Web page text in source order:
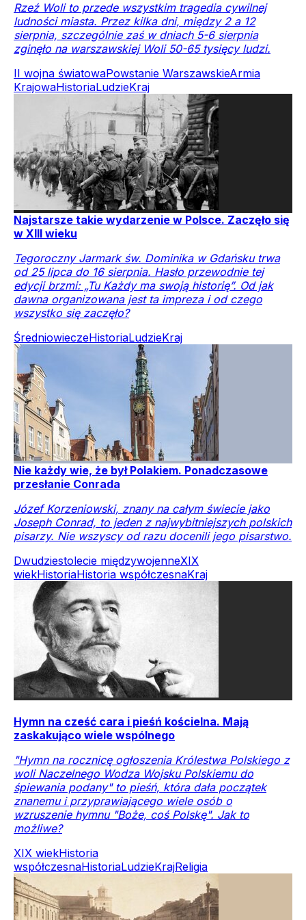
Rzeź Woli to przede wszystkim tragedia cywilnej
ludności miasta. Przez kilka dni, między 2 a 12
sierpnia, szczególnie zaś w dniach 5-6 sierpnia
zginęło na warszawskiej Woli 50-65 tysięcy ludzi.
II wojna światowaPowstanie WarszawskieArmia
KrajowaHistoriaLudzieKraj
Najstarsze takie wydarzenie w Polsce. Zaczęło się
w XIII wieku
Tegoroczny Jarmark św. Dominika w Gdańsku trwa
od 25 lipca do 16 sierpnia. Hasło przewodnie tej
edycji brzmi: „Tu Każdy ma swoją historię”. Od jak
dawna organizowana jest ta impreza i od czego
wszystko się zaczęło?
ŚredniowieczeHistoriaLudzieKraj
Nie każdy wie, że był Polakiem. Ponadczasowe
przesłanie Conrada
Józef Korzeniowski, znany na całym świecie jako
Joseph Conrad, to jeden z najwybitniejszych polskich
pisarzy. Nie wszyscy od razu docenili jego pisarstwo.
Dwudziestolecie międzywojenneXIX
wiekHistoriaHistoria współczesnaKraj
Hymn na cześć cara i pieśń kościelna. Mają
zaskakująco wiele wspólnego
"Hymn na rocznicę ogłoszenia Królestwa Polskiego z
woli Naczelnego Wodza Wojsku Polskiemu do
śpiewania podany" to pieśń, która dała początek
znanemu i przyprawiającego wiele osób o
wzruszenie hymnu "Boże, coś Polskę". Jak to
możliwe?
XIX wiekHistoria
współczesnaHistoriaLudzieKrajReligia